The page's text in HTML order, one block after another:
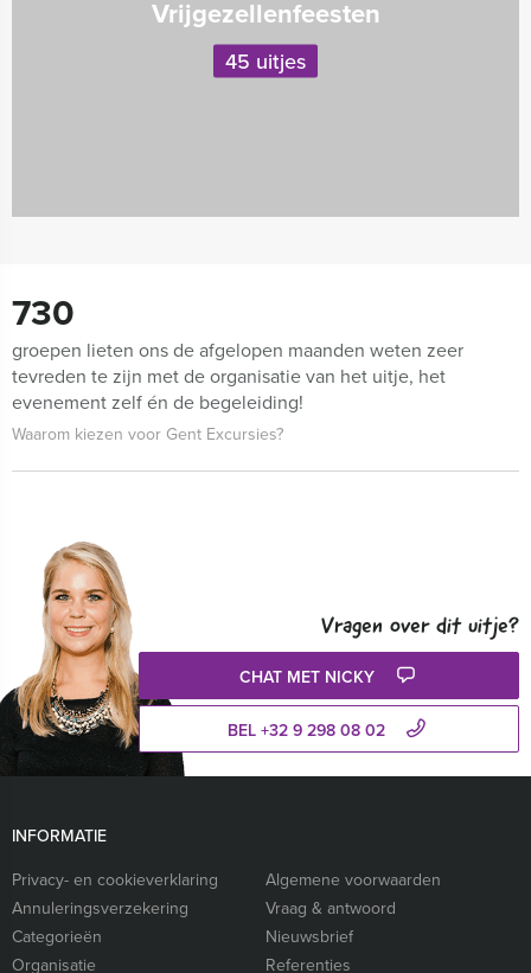
Vrijgezellenfeesten
45 uitjes
730
groepen lieten ons de afgelopen maanden weten zeer
tevreden te zijn met de organisatie van het uitje, het
evenement zelf én de begeleiding!
Waarom kiezen voor Gent Excursies?
Vragen over dit uitje?
CHAT MET NICKY
BEL +32 9 298 08 02
INFORMATIE
Privacy- en cookieverklaring
Algemene voorwaarden
Annuleringsverzekering
Vraag & antwoord
Categorieën
Nieuwsbrief
Organisatie
Referenties